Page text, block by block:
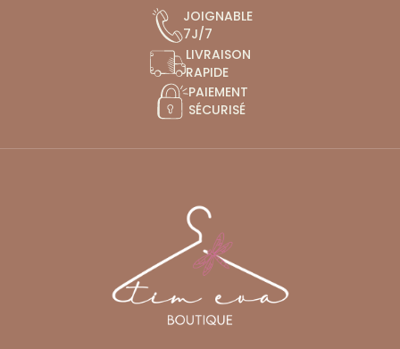
JOIGNABLE
7J/7
LIVRAISON
RAPIDE
PAIEMENT
SÉCURISÉ